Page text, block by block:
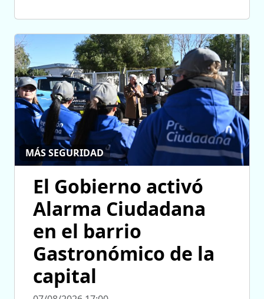
MÁS SEGURIDAD
El Gobierno activó
Alarma Ciudadana
en el barrio
Gastronómico de la
capital